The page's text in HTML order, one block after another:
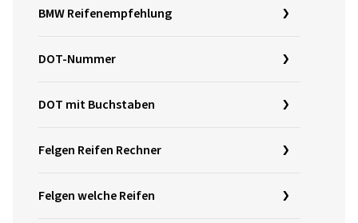
BMW Reifenempfehlung
DOT-Nummer
DOT mit Buchstaben
Felgen Reifen Rechner
Felgen welche Reifen